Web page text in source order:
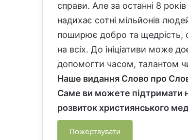
справи. Але за останні 8
надихає сотні мільйонів
поширює добро та щедрість,
на всіх. До ініціативи може
допомогти часом, талантом
Наше видання Слово про
Саме ви можете підтримати
розвиток християнського
Пожертвувати